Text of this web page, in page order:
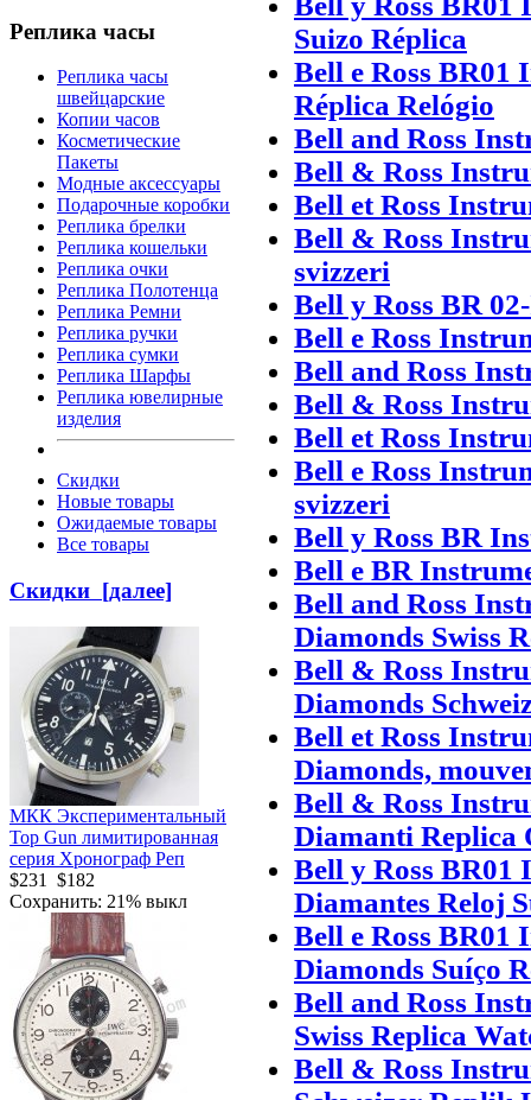
Реплика часы
Реплика часы
швейцарские
Копии часов
Косметические
Пакеты
Модные аксессуары
Подарочные коробки
Реплика брелки
Реплика кошельки
Реплика очки
Реплика Полотенца
Реплика Ремни
Реплика ручки
Реплика сумки
Реплика Шарфы
Реплика ювелирные
изделия
Скидки
Новые товары
Ожидаемые товары
Все товары
Скидки [далее]
МКК Экспериментальный
Top Gun лимитированная
серия Хронограф Реп
$231
$182
Сохранить: 21% выкл
Suizo Réplica
Bell e Ross BR01
Réplica Relógio
Bell and Ross
Bell & Ross
Bell et Ross
Bell & Ross
svizzeri
Bell y Ross BR
Bell e Ross
Bell and Ross
Bell & Ross
Bell et Ross
Bell e Ross
svizzeri
Bell y Ross BR
Bell e BR
Bell and Ross
Diamonds Swiss
Bell & Ross
Diamonds
Bell et Ross
Diamonds,
Bell & Ross
Diamanti Replica
Bell y Ross
Diamantes Reloj
Bell e Ross
Diamonds Suíço
Bell and Ross
Swiss Replica
Bell & Ross